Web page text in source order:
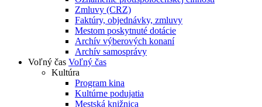
Zmluvy (CRZ)
Faktúry, objednávky, zmluvy
Mestom poskytnuté dotácie
Archív výberových konaní
Archív samosprávy
Voľný čas Voľný čas
Kultúra
Program kina
Kultúrne podujatia
Mestská knižnica